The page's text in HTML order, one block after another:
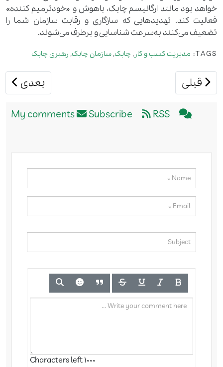
خواهد بود مانند ارگانیسم چابک، باهوش و «خودترمیم کننده»
فعالیت کند. تهدیدهایی که سازگاری و رقابت سازمان شما را
تضعیف می‌کنند به‌سرعت شناسایی و برطرف می‌شوند.
TAGS: مدیریت کسب و کار , چابک, سازمان چابک, رهبری چابک
مطلب قبلی: شعار برند
قبلی مطلب
بعدی
Subscribe RSS
1000